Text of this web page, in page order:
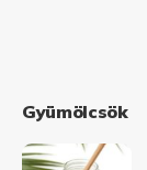
Gyümölcsök